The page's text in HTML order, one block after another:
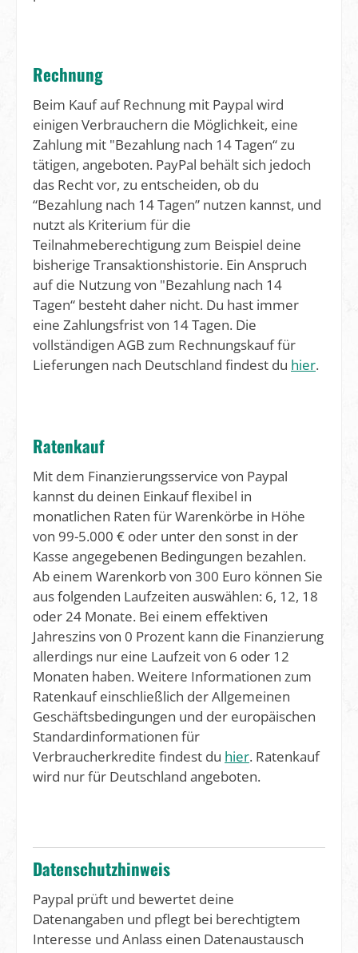
Rechnung
Beim Kauf auf Rechnung mit Paypal wird
einigen Verbrauchern die Möglichkeit, eine
Zahlung mit "Bezahlung nach 14 Tagen“ zu
tätigen, angeboten. PayPal behält sich jedoch
das Recht vor, zu entscheiden, ob du
“Bezahlung nach 14 Tagen” nutzen kannst, und
nutzt als Kriterium für die
Teilnahmeberechtigung zum Beispiel deine
bisherige Transaktionshistorie. Ein Anspruch
auf die Nutzung von "Bezahlung nach 14
Tagen“ besteht daher nicht. Du hast immer
eine Zahlungsfrist von 14 Tagen. Die
vollständigen AGB zum Rechnungskauf für
Lieferungen nach Deutschland findest du hier.
Ratenkauf
Mit dem Finanzierungsservice von Paypal
kannst du deinen Einkauf flexibel in
monatlichen Raten für Warenkörbe in Höhe
von 99-5.000 € oder unter den sonst in der
Kasse angegebenen Bedingungen bezahlen.
Ab einem Warenkorb von 300 Euro können Sie
aus folgenden Laufzeiten auswählen: 6, 12, 18
oder 24 Monate. Bei einem effektiven
Jahreszins von 0 Prozent kann die Finanzierung
allerdings nur eine Laufzeit von 6 oder 12
Monaten haben. Weitere Informationen zum
Ratenkauf einschließlich der Allgemeinen
Geschäftsbedingungen und der europäischen
Standardinformationen für
Verbraucherkredite findest du hier. Ratenkauf
wird nur für Deutschland angeboten.
Datenschutzhinweis
Paypal prüft und bewertet deine
Datenangaben und pflegt bei berechtigtem
Interesse und Anlass einen Datenaustausch